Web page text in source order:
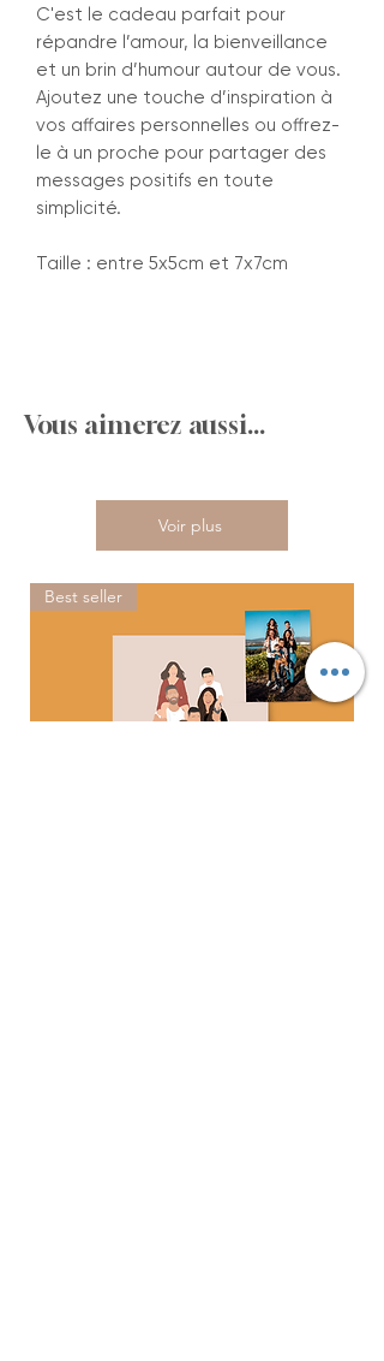
C'est le cadeau parfait pour
répandre l’amour, la bienveillance
et un brin d’humour autour de vous.
Ajoutez une touche d’inspiration à
vos affaires personnelles ou offrez-
le à un proche pour partager des
messages positifs en toute
simplicité.
Taille : entre 5x5cm et 7x7cm
Vous aimerez aussi...
Voir plus
Best seller